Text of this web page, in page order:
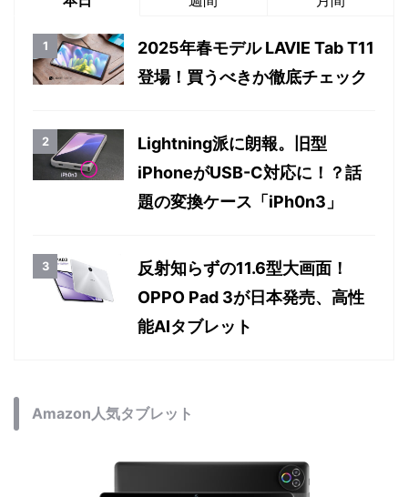
2025年春モデル LAVIE Tab T11
登場！買うべきか徹底チェック
Lightning派に朗報。旧型
iPhoneがUSB-C対応に！？話
題の変換ケース「iPh0n3」
反射知らずの11.6型大画面！
OPPO Pad 3が日本発売、高性
能AIタブレット
Amazon人気タブレット